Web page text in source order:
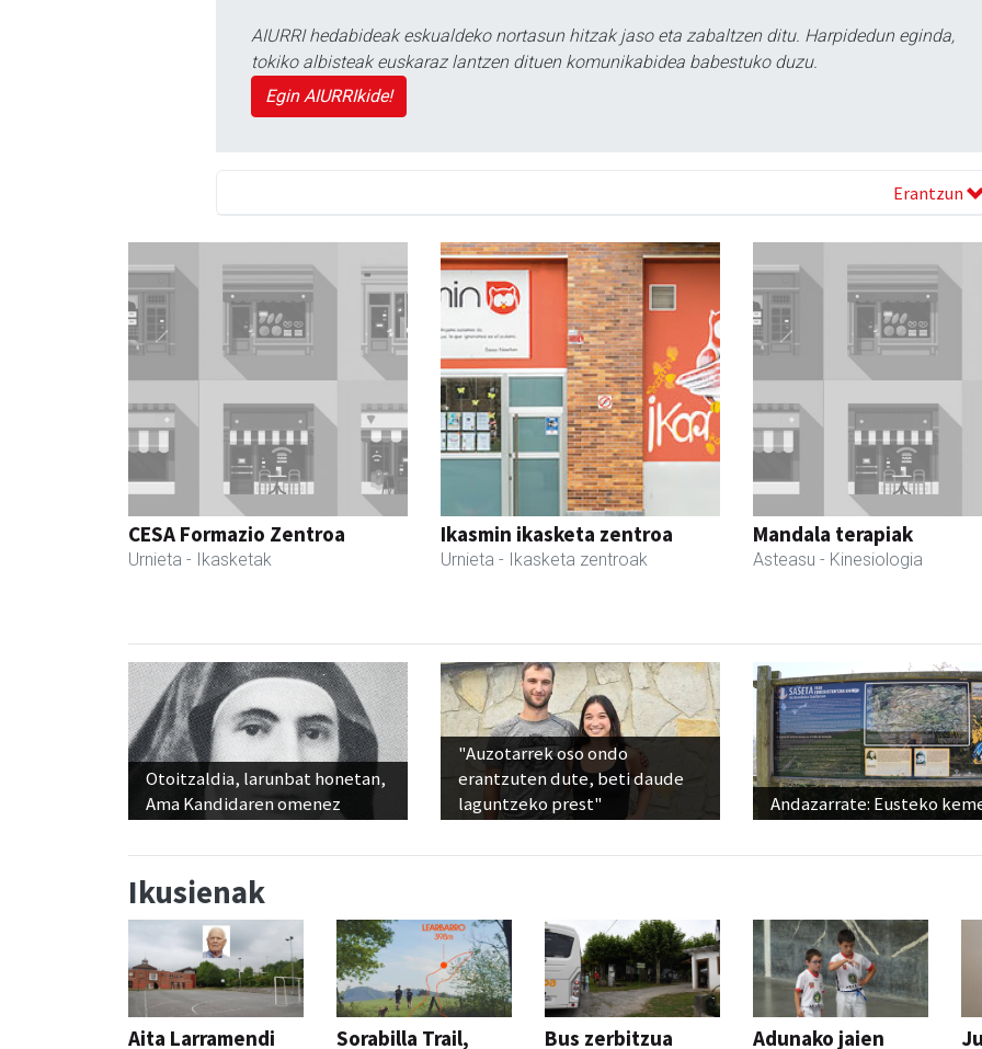
AIURRI hedabideak eskualdeko nortasun hitzak jaso eta zabaltzen ditu. Harpidedun eginda,
tokiko albisteak euskaraz lantzen dituen komunikabidea babestuko duzu.
Egin AIURRIkide!
Erantzun
CESA Formazio Zentroa
Urnieta - Ikasketak
Ikasmin ikasketa zentroa
Urnieta - Ikasketa zentroak
Mandala terapiak
Asteasu - Kinesiologia
Otoitzaldia, larunbat honetan,
Ama Kandidaren omenez
"Auzotarrek oso ondo
erantzuten dute, beti daude
laguntzeko prest"
Andazarrate: Eusteko
Ikusienak
Aita Larramendi
Sorabilla Trail,
Bus zerbitzua
Adunako jaien